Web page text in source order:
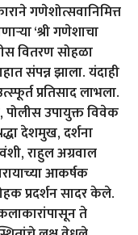
गणेशोत्सवानिमित्त
‘श्री गणेशाचा
वितरण सोहळा
संपन्न झाला. यंदाही
प्रतिसाद लाभला.
पोलीस उपायुक्त विवेक
देशमुख, दर्शना
राहुल अग्रवाल
आकर्षक
प्रदर्शन सादर केले.
ते